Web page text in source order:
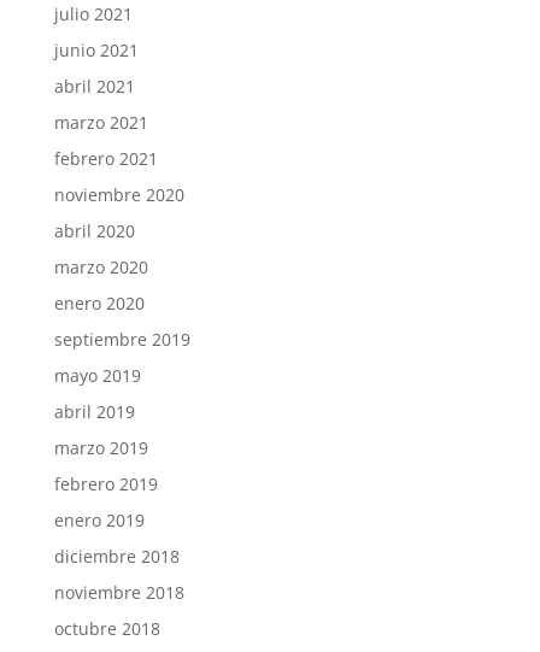
julio 2021
junio 2021
abril 2021
marzo 2021
febrero 2021
noviembre 2020
abril 2020
marzo 2020
enero 2020
septiembre 2019
mayo 2019
abril 2019
marzo 2019
febrero 2019
enero 2019
diciembre 2018
noviembre 2018
octubre 2018